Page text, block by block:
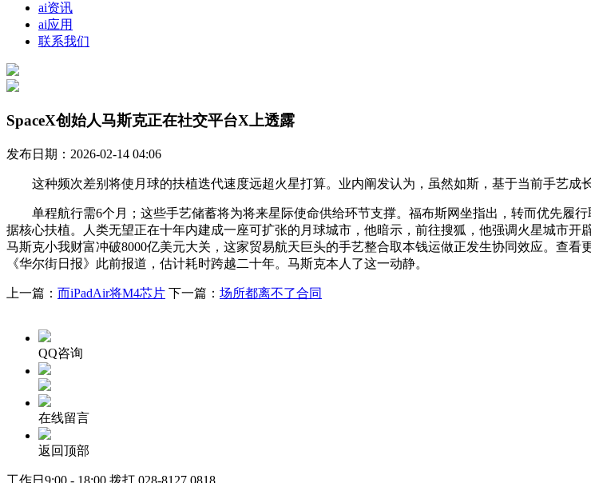
ai资讯
ai应用
联系我们
SpaceX创始人马斯克正在社交平台X上透露
发布日期：2026-02-14 04:06
这种频次差别将使月球的扶植迭代速度远超火星打算。业内阐发认为，虽然如斯，基于当前手艺成长
单程航行需6个月；这些手艺储蓄将为将来星际使命供给环节支撑。福布斯网坐指出，转而优先履
据核心扶植。人类无望正在十年内建成一座可扩张的月球城市，他暗示，前往搜狐，他强调火星城市开
马斯克小我财富冲破8000亿美元大关，这家贸易航天巨头的手艺整合取本钱运做正发生协同效应。查
《华尔街日报》此前报道，估计耗时跨越二十年。马斯克本人了这一动静。
上一篇： 而iPadAir将M4芯片 下一篇： 场所都离不了合同
QQ咨询
在线留言
返回顶部
工作日9:00 - 18:00 拨打 028-8127 0818